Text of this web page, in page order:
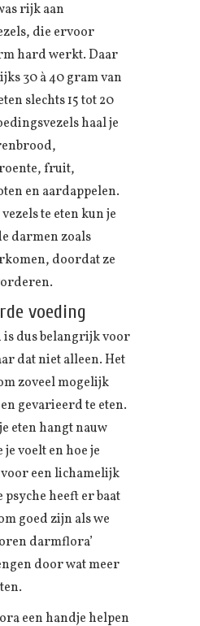
rijk aan
die ervoor
hard werkt. Daar
30 à 40 gram van
slechts 15 tot 20
haal je
fruit,
en aardappelen.
te eten kun je
darmen zoals
doordat ze
voeding
is dus belangrijk voor
dat niet alleen. Het
zoveel mogelijk
gevarieerd te eten.
eten hangt nauw
je voelt en hoe je
een lichamelijk
psyche heeft er baat
goed zijn als we
darmflora’
door wat meer
een handje helpen